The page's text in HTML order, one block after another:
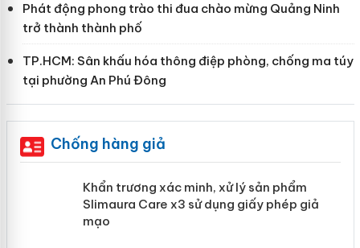
Phát động phong trào thi đua chào mừng Quảng Ninh
trở thành thành phố
TP.HCM: Sân khấu hóa thông điệp phòng, chống ma túy
tại phường An Phú Đông
Chống hàng giả
Khẩn trương xác minh, xử lý sản phẩm
Slimaura Care x3 sử dụng giấy phép giả
mạo